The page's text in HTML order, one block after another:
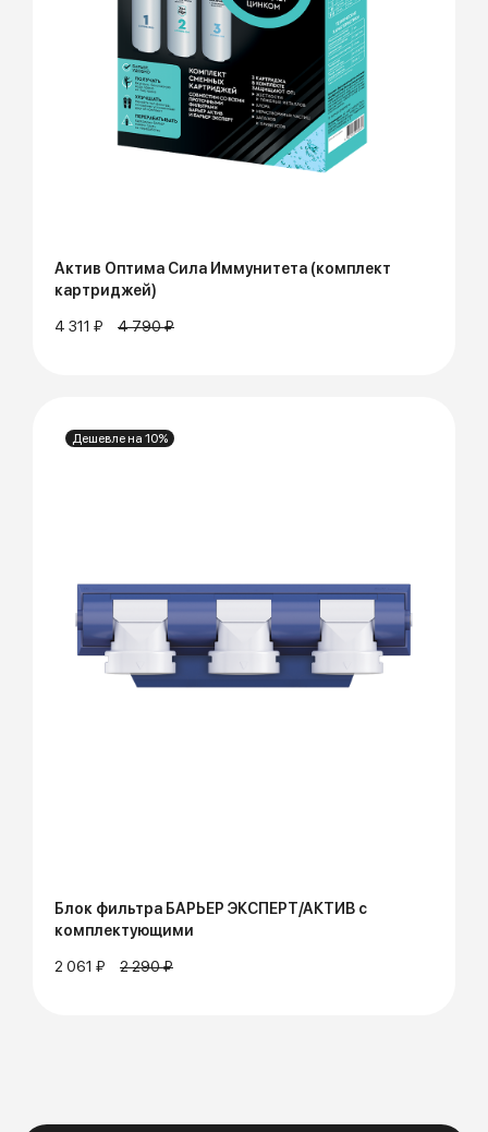
Актив Оптима Сила Иммунитета (комплект
картриджей)
4 311 ₽ 4 790 ₽
Блок фильтра БАРЬЕР ЭКСПЕРТ/АКТИВ с
комплектующими
2 061 ₽ 2 290 ₽
Дешевле на 10%